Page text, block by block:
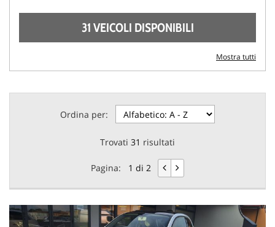
31 VEICOLI DISPONIBILI
Mostra tutti
Ordina per:
Trovati 31 risultati
Pagina: 1 di 2